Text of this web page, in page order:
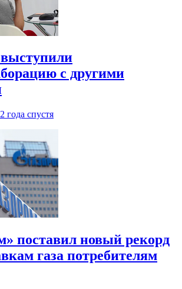
с другими
2 года спустя
поставил новый рекорд
газа потребителям